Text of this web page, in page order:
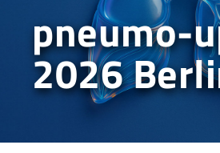
pneumo-
2026